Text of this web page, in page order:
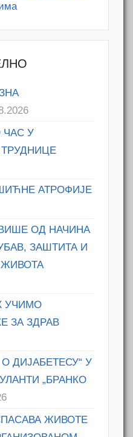
У
ТРУДНИЦЕ
АТРОФИЈЕ
ОД НАЧИНА
ЗАШТИТА И
УЧИМО
ЗА ЗДРАВ
ДИЈАБЕТЕСУ“ У
„БРАНКО
ЖИВОТЕ